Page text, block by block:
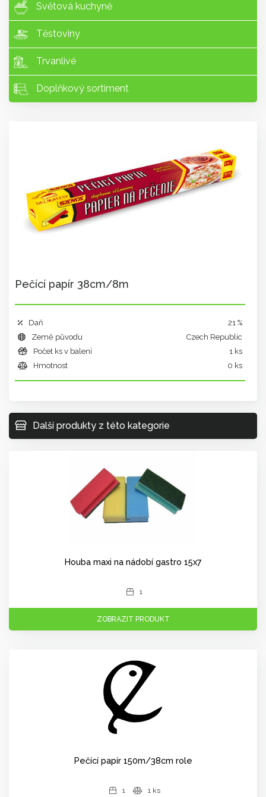
Světová kuchyně
Těstoviny
Trvanlivé
Doplňkový sortiment
Pečící papír 38cm/8m
Daň
21 %
Země původu
Czech Republic
Počet ks v balení
1 ks
Hmotnost
0 ks
Další produkty z této kategorie
Houba maxi na nádobí gastro 15x7
1
ZOBRAZIT PRODUKT
Pečící papír 150m/38cm role
1 1 ks